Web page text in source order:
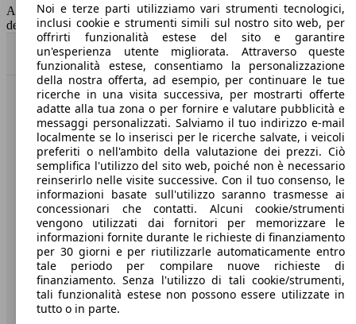
AutoScout24 non si assume alcuna responsabilità per la correttezza
dei dati.
Torna su
Benvenuti su AutoScout24, il mercato auto europeo.
Società
A proposito di AutoScout24
Stampa
Media
Condizioni generali
Informazioni
Noi e terze parti utilizziamo vari strumenti tecnologici,
inclusi cookie e strumenti simili sul nostro sito web, per
offrirti funzionalità estese del sito e garantire
un'esperienza utente migliorata. Attraverso queste
funzionalità estese, consentiamo la personalizzazione
della nostra offerta, ad esempio, per continuare le tue
ricerche in una visita successiva, per mostrarti offerte
adatte alla tua zona o per fornire e valutare pubblicità e
messaggi personalizzati. Salviamo il tuo indirizzo e-mail
localmente se lo inserisci per le ricerche salvate, i veicoli
preferiti o nell'ambito della valutazione dei prezzi. Ciò
semplifica l'utilizzo del sito web, poiché non è necessario
reinserirlo nelle visite successive. Con il tuo consenso, le
informazioni basate sull'utilizzo saranno trasmesse ai
concessionari che contatti. Alcuni cookie/strumenti
vengono utilizzati dai fornitori per memorizzare le
informazioni fornite durante le richieste di finanziamento
per 30 giorni e per riutilizzarle automaticamente entro
tale periodo per compilare nuove richieste di
finanziamento. Senza l'utilizzo di tali cookie/strumenti,
tali funzionalità estese non possono essere utilizzate in
tutto o in parte.